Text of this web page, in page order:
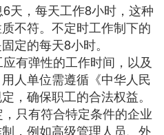
天，每天工作8小时，这种
不符。不定时工作制下的
定的每天8小时。
有弹性的工作时间，以及
人单位需遵循《中华人民
，确保职工的合法权益。
只有符合特定条件的企业
，例如高级管理人员、外